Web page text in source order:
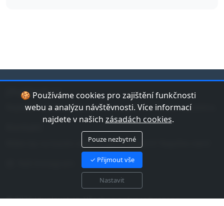
🍪 Používáme cookies pro zajištění funkčnosti
webu a analýzu návštěvnosti. Více informací
najdete v našich zásadách cookies.
Pouze nezbytné
✓ Přijmout vše
Nastavit
jduplavat.cz
Nejlepší databáze bazénů a koupališť v České republice.
Máte tip na bazén nebo chybu v datech? Napište nám!
© 2026 jduplavat.cz. Všechna práva vyhrazena.